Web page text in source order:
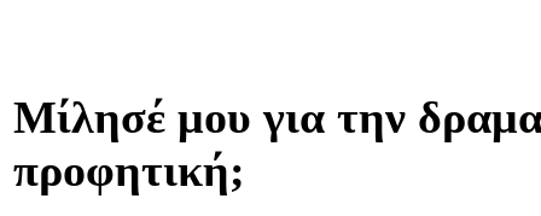
Μίλησέ μου για την
προφητική;